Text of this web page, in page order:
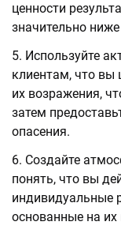
ценности
значительно
Используйте
клиентам, что вы
их возражения,
затем
опасения.
Создайте
понять, что вы
индивидуальные
основанные на их